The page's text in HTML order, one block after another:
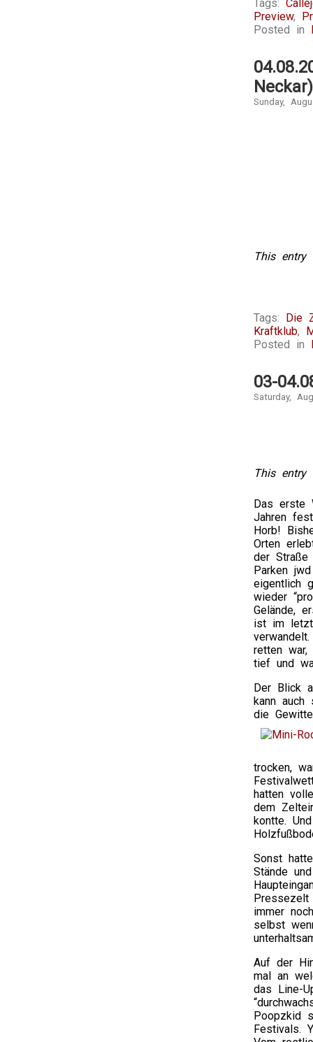
Tags:
Preview,
Posted in
Neckar)
Sunday,
This entry
Tags: Die
Kraftklub,
Posted in
03-
Saturday,
This entry
Das erste
Jahren
Horb!
Orten
der Straße
Parken
eigentlich
wieder
Gelände,
ist im
retten
tief und
Der Blick
kann auch
die
trocken,
hatten
dem
kontte.
Sonst
Stände
immer
selbst
Auf der
mal an
das Line-
Poopzkid
Festivals.